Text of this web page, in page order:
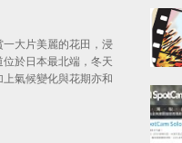
大片美麗的花田，浸
於日本最北端，冬天
氣候變化與花期亦和